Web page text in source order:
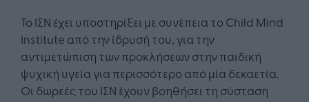
Το ΙΣΝ έχει υποστηρίξει με συνέπεια το Child Mind
Institute από την ίδρυσή του, για την
αντιμετώπιση των προκλήσεων στην παιδική
ψυχική υγεία για περισσότερο από μία δεκαετία.
Οι δωρεές του ΙΣΝ έχουν βοηθήσει τη σύσταση